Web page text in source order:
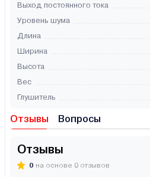
Выход постоянного тока
Уровень шума
Длина
Ширина
Высота
Вес
Глушитель
Отзывы Вопросы
Отзывы
0 на основе 0 отзывов